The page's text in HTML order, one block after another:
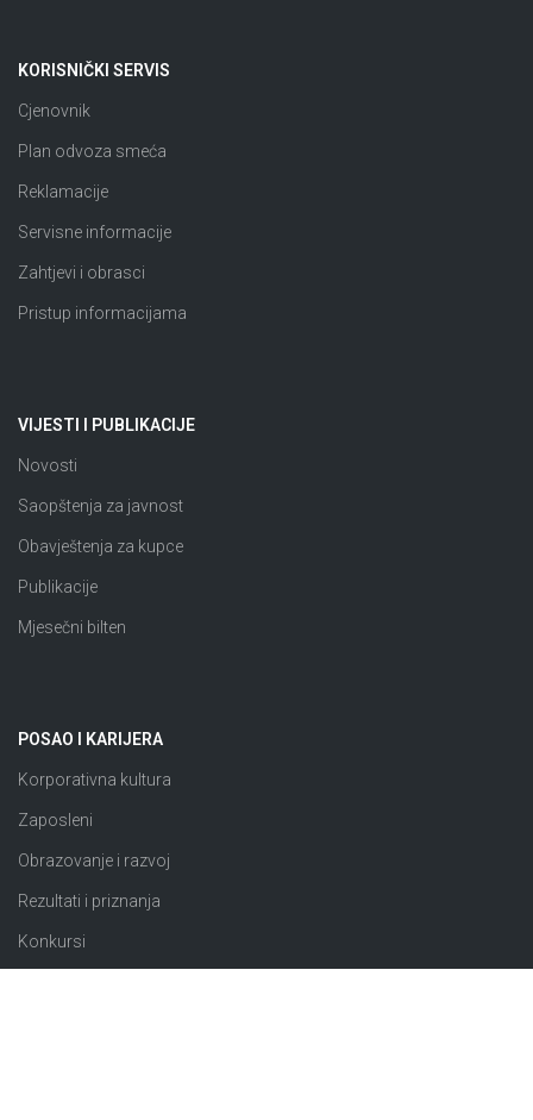
KORISNIČKI SERVIS
Cjenovnik
Plan odvoza smeća
Reklamacije
Servisne informacije
Zahtjevi i obrasci
Pristup informacijama
VIJESTI I PUBLIKACIJE
Novosti
Saopštenja za javnost
Obavještenja za kupce
Publikacije
Mjesečni bilten
POSAO I KARIJERA
Korporativna kultura
Zaposleni
Obrazovanje i razvoj
Rezultati i priznanja
Konkursi